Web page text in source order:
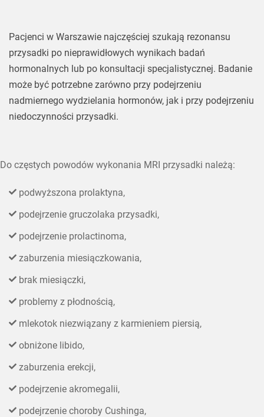
Pacjenci w Warszawie najczęściej szukają rezonansu
przysadki po nieprawidłowych wynikach badań
hormonalnych lub po konsultacji specjalistycznej. Badanie
może być potrzebne zarówno przy podejrzeniu
nadmiernego wydzielania hormonów, jak i przy podejrzeniu
niedoczynności przysadki.
Do częstych powodów wykonania MRI przysadki należą:
podwyższona prolaktyna,
podejrzenie gruczolaka przysadki,
podejrzenie prolactinoma,
zaburzenia miesiączkowania,
brak miesiączki,
problemy z płodnością,
mlekotok niezwiązany z karmieniem piersią,
obniżone libido,
zaburzenia erekcji,
podejrzenie akromegalii,
podejrzenie choroby Cushinga,